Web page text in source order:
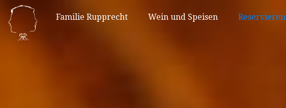
Familie Rupprecht Wein und Speisen Reservieren